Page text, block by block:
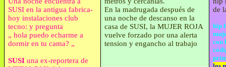
SUSI en la antigua fabrica-
hoy instalaciones club
tecno: y pregunta
„ hola puedo echarme a
dormir en tu cama? „
SUSI una ex-reportera de
En la madrugada después de
una noche de descanso en la
casa de SUSI, la MUJER ROJA
vuelve forzado por una alerta
tension y engancho al trabajo
de
hip
con